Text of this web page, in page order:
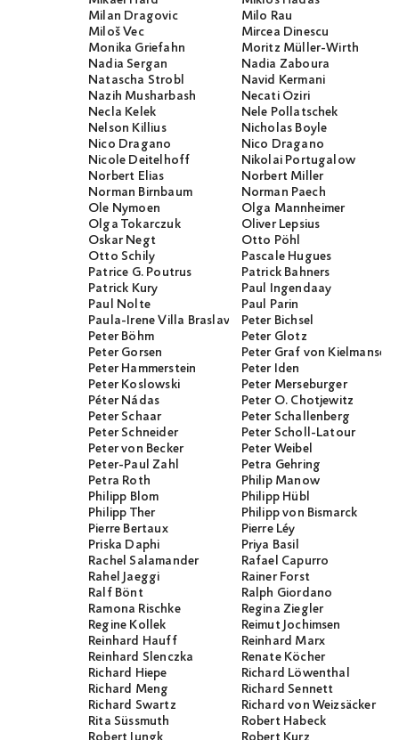
Milan Dragovic
Milo Rau
Miloš Vec
Mircea Dinescu
Monika Griefahn
Moritz Müller-Wirth
Nadia Sergan
Nadia Zaboura
Natascha Strobl
Navid Kermani
Nazih Musharbash
Necati Öziri
Necla Kelek
Nele Pollatschek
Nelson Killius
Nicholas Boyle
Nico Dragano
Nico Dragano
Nicole Deitelhoff
Nikolai Portugalow
Norbert Elias
Norbert Miller
Norman Birnbaum
Norman Paech
Ole Nymoen
Olga Mannheimer
Olga Tokarczuk
Oliver Lepsius
Oskar Negt
Otto Pöhl
Otto Schily
Pascale Hugues
Patrice G. Poutrus
Patrick Bahners
Patrick Kury
Paul Ingendaay
Paul Nolte
Paul Parin
Paula-Irene Villa BraslavskyPeter Bichsel
Peter Böhm
Peter Glotz
Peter Gorsen
Peter Graf von
Peter Hammerstein
Peter Iden
Peter Koslowski
Peter Merseburger
Péter Nádas
Peter O. Chotjewitz
Peter Schaar
Peter Schallenberg
Peter Schneider
Peter Scholl-Latour
Peter von Becker
Peter Weibel
Peter-Paul Zahl
Petra Gehring
Petra Roth
Philip Manow
Philipp Blom
Philipp Hübl
Philipp Ther
Philipp von Bismarck
Pierre Bertaux
Pierre Léy
Priska Daphi
Priya Basil
Rachel Salamander
Rafael Capurro
Rahel Jaeggi
Rainer Forst
Ralf Bönt
Ralph Giordano
Ramona Rischke
Regina Ziegler
Regine Kollek
Reimut Jochimsen
Reinhard Hauff
Reinhard Marx
Reinhard Slenczka
Renate Köcher
Richard Hiepe
Richard Löwenthal
Richard Meng
Richard Sennett
Richard Swartz
Richard von Weizsäcker
Rita Süssmuth
Robert Habeck